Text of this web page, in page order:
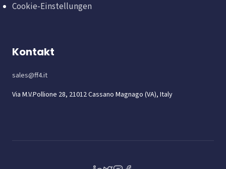
Cookie-Einstellungen
Kontakt
sales@ff4.it
Via M.V.Pollione 28, 21012 Cassano Magnago (VA), Italy